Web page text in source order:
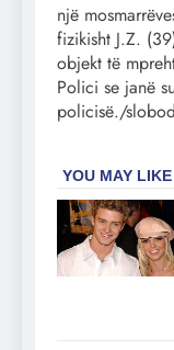
një
fizikisht J.Z.
objekt të
Polici se janë
policisë./